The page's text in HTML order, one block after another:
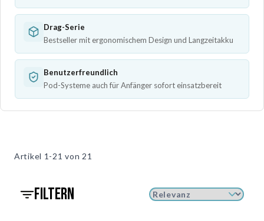
Drag-Serie
Bestseller mit ergonomischem Design und Langzeitakku
Benutzerfreundlich
Pod-Systeme auch für Anfänger sofort einsatzbereit
Artikel 1-21 von 21
filtern